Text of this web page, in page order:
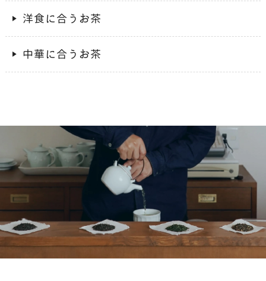
洋食に合うお茶
中華に合うお茶